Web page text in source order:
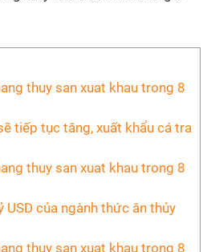
tiếp tục tăng, xuất khẩu cá tra
của ngành thức ăn thủy